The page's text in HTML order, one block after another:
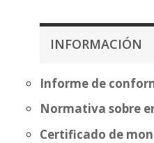
INFORMACIÓN
Informe de
Normativa sobre
Certificado de